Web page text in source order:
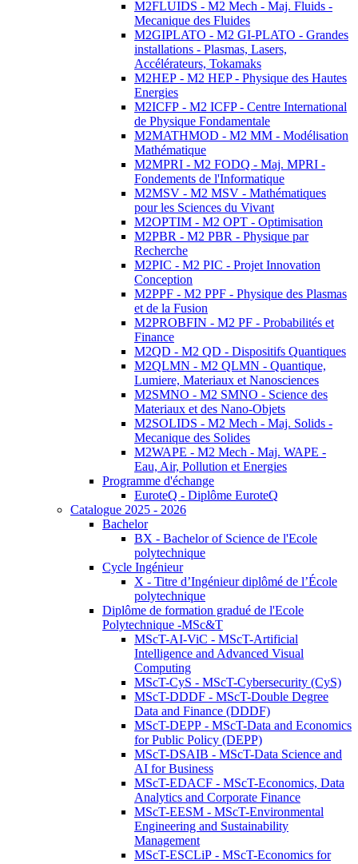
M2FLUIDS - M2 Mech - Maj. Fluids -
Mecanique des Fluides
M2GIPLATO - M2 GI-PLATO - Grandes
installations - Plasmas, Lasers,
Accélérateurs, Tokamaks
M2HEP - M2 HEP - Physique des Hautes
Energies
M2ICFP - M2 ICFP - Centre International
de Physique Fondamentale
M2MATHMOD - M2 MM - Modélisation
Mathématique
M2MPRI - M2 FODQ - Maj. MPRI -
Fondements de l'Informatique
M2MSV - M2 MSV - Mathématiques
pour les Sciences du Vivant
M2OPTIM - M2 OPT - Optimisation
M2PBR - M2 PBR - Physique par
Recherche
M2PIC - M2 PIC - Projet Innovation
Conception
M2PPF - M2 PPF - Physique des Plasmas
et de la Fusion
M2PROBFIN - M2 PF - Probabilités et
Finance
M2QD - M2 QD - Dispositifs Quantiques
M2QLMN - M2 QLMN - Quantique,
Lumiere, Materiaux et Nanosciences
M2SMNO - M2 SMNO - Science des
Materiaux et des Nano-Objets
M2SOLIDS - M2 Mech - Maj. Solids -
Mecanique des Solides
M2WAPE - M2 Mech - Maj. WAPE -
Eau, Air, Pollution et Energies
Programme d'échange
EuroteQ - Diplôme EuroteQ
Catalogue 2025 - 2026
Bachelor
BX - Bachelor of Science de l'Ecole
polytechnique
Cycle Ingénieur
X - Titre d’Ingénieur diplômé de l’École
polytechnique
Diplôme de formation gradué de l'Ecole
Polytechnique -MSc&T
MScT-AI-ViC - MScT-Artificial
Intelligence and Advanced Visual
Computing
MScT-CyS - MScT-Cybersecurity (CyS)
MScT-DDDF - MScT-Double Degree
Data and Finance (DDDF)
MScT-DEPP - MScT-Data and Economics
for Public Policy (DEPP)
MScT-DSAIB - MScT-Data Science and
AI for Business
MScT-EDACF - MScT-Economics, Data
Analytics and Corporate Finance
MScT-EESM - MScT-Environmental
Engineering and Sustainability
Management
MScT-ESCLiP - MScT-Economics for